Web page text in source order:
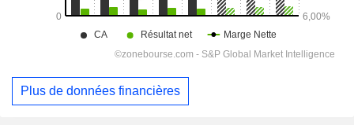
Plus de données financières